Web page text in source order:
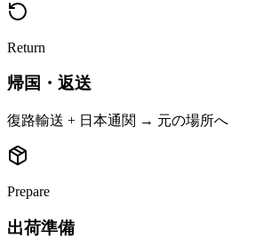
Return
帰国・返送
復路輸送 + 日本通関 → 元の場所へ
Prepare
出荷準備